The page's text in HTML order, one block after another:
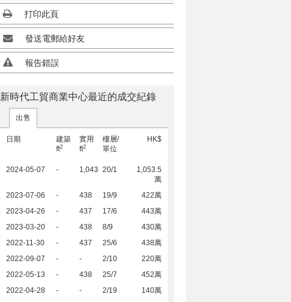
打印此頁
發送電郵給好友
報告錯誤
新時代工貿商業中心最近的成交紀錄
出售
日期
建築
ft2
實用
ft2
樓層/
單位
HK$
2024-05-07 - 1,043 20/1
1,053.5
萬
2023-07-06
- 438 19/9
422萬
2023-04-26
- 437 17/6
443萬
2023-03-20
- 438 8/9
430萬
2022-11-30
- 437 25/6
438萬
2022-09-07
- - 2/10
220萬
2022-05-13
- 438 25/7
452萬
2022-04-28
- - 2/19 140萬